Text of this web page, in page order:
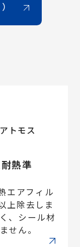
トモス
熱準
エアフィル
上除去しま
、シール材
せん。